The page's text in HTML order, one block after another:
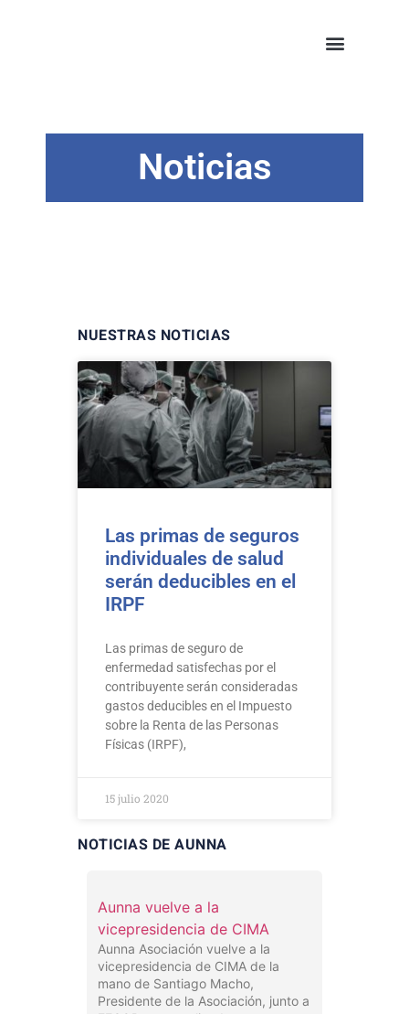
Noticias
NUESTRAS NOTICIAS
Las primas de seguros
individuales de salud
serán deducibles en el
IRPF
Las primas de seguro de
enfermedad satisfechas por el
contribuyente serán consideradas
gastos deducibles en el Impuesto
sobre la Renta de las Personas
Físicas (IRPF),
15 julio 2020
NOTICIAS DE AUNNA
Aunna vuelve a la
vicepresidencia de CIMA
Aunna Asociación vuelve a la
vicepresidencia de CIMA de la
mano de Santiago Macho,
Presidente de la Asociación, junto a